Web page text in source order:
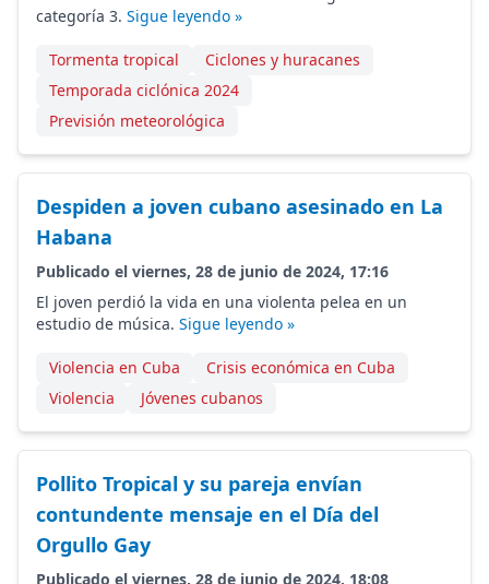
categoría 3. Sigue leyendo »
Tormenta tropical
Ciclones y huracanes
Temporada ciclónica 2024
Previsión meteorológica
Despiden a joven cubano asesinado en La
Habana
Publicado el viernes, 28 de junio de 2024, 17:16
El joven perdió la vida en una violenta pelea en un
estudio de música. Sigue leyendo »
Violencia en Cuba
Crisis económica en Cuba
Violencia
Jóvenes cubanos
Pollito Tropical y su pareja envían
contundente mensaje en el Día del
Orgullo Gay
Publicado el viernes, 28 de junio de 2024, 18:08